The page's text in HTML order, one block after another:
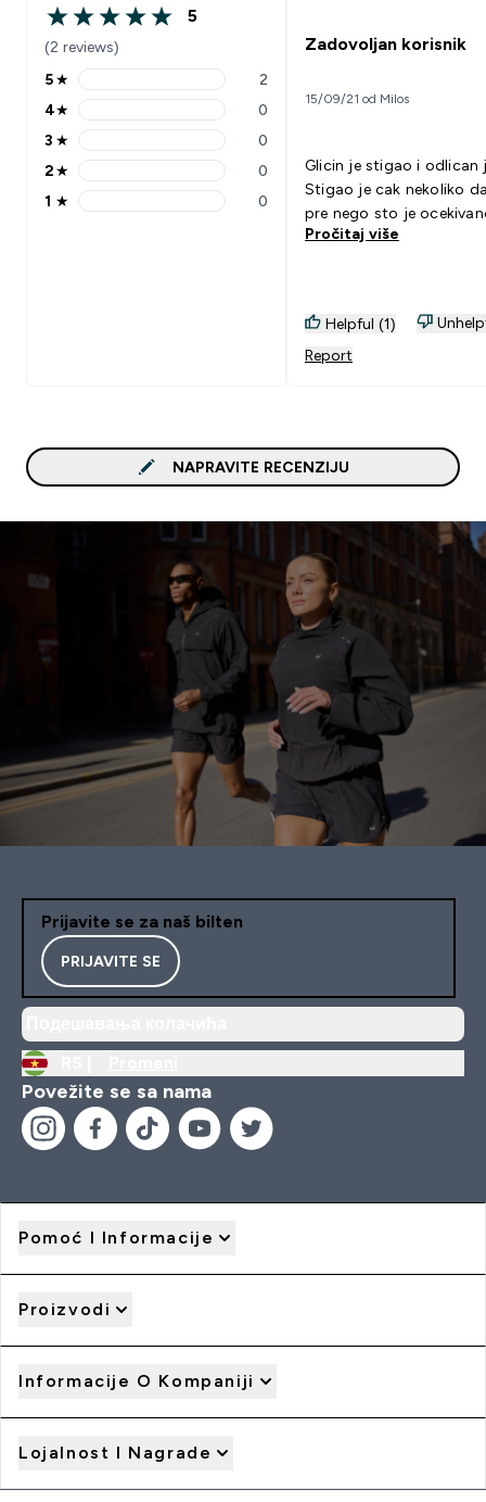
5 out of 5 stars
5
(2 reviews)
5 stars rating 2 reviews
5★ 2
4 stars rating 0 reviews
4★ 0
3 stars rating 0 reviews
3 ★ 0
2 stars rating 0 reviews
2★ 0
1 stars rating 0 reviews
1 ★ 0
Zadovoljan korisnik
15/09/21 od Milos
Glicin je stigao i odlican
Stigao je cak nekoliko
pre nego sto je
Pročitaj više
Helpful (1)
Report
NAPRAVITE RECENZIJU
Prijavite se za naš bilten
PRIJAVITE SE
Povežite se sa nama
Pomoć I Informacije
Proizvodi
Informacije O Kompaniji
Lojalnost I Nagrade